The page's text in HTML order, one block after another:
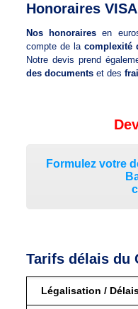
Honoraires
Nos honoraires en
compte de la complexité
Notre devis prend
des documents et des
Formulez votre
Tarifs délais du
Légalisation /